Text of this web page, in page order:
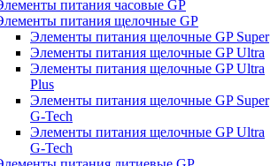
питания часовые GP
питания щелочные GP
Элементы питания щелочные GP Super
Элементы питания щелочные GP Ultra
Элементы питания щелочные GP Ultra
Plus
Элементы питания щелочные GP Super
G-Tech
Элементы питания щелочные GP Ultra
G-Tech